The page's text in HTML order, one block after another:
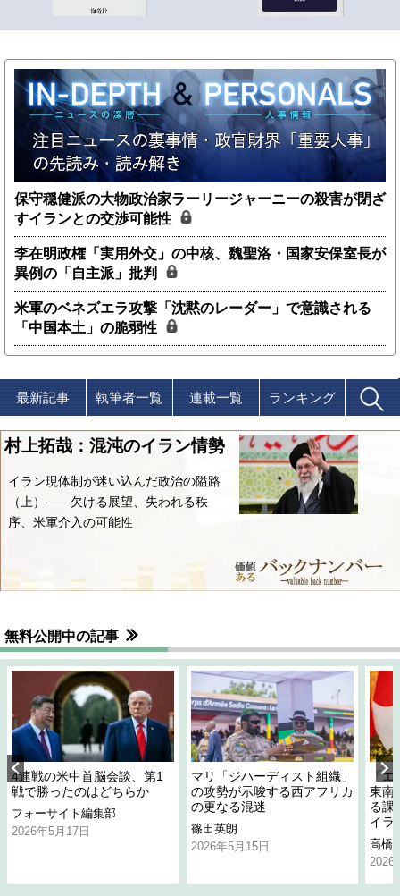
保守穏健派の大物政治家ラーリージャーニーの殺害が閉ざ
すイランとの交渉可能性
李在明政権「実用外交」の中核、魏聖洛・国家安保室長が
異例の「自主派」批判
米軍のベネズエラ攻撃「沈黙のレーダー」で意識される
「中国本土」の脆弱性
最新記事 執筆者一覧 連載一覧 ランキング
村上拓哉：混沌のイラン情勢
イラン現体制が迷い込んだ政治の隘路
（上）――欠ける展望、失われる秩
序、米軍介入の可能性
無料公開中の記事
4連戦の米中首脳会談、第1
戦で勝ったのはどちらか
フォーサイト編集部
2026年5月17日
マリ「ジハーディスト組織」
の攻勢が示唆する西アフリカ
の更なる混迷
篠田英朗
2026年5月15日
「
東南
る課
イラ
高橋
2026